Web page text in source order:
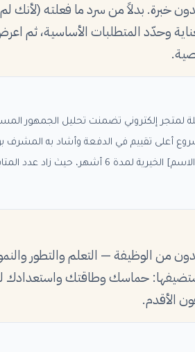
بدون خبرة. بدلاً من سرد ما فعلته (لأنك
وحدّد المتطلبات الأساسية، ثم
إلكتروني تضمنت تحليل الجمهور
أعلى تقييم في الدفعة وأشاد به المشرف
من الوظيفة — التعلم والتطور
ستضيفها: حماسك وطاقتك واستعدادك
الأقدم.